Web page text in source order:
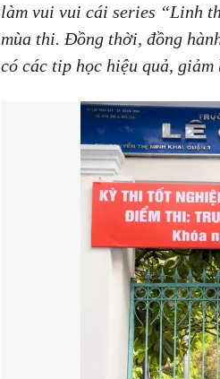
làm vui vui cái series “Linh
mùa thi. Đồng thời, đồng
có các tip học hiệu quả, giảm